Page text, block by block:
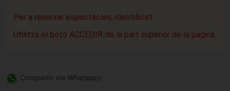
Per a reservar espectacles, identifica't.
Utilitza el botó ACCEDIR de la part superior de la pàgina.
Compartir via Whatsapp